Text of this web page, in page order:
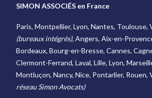
SIMON ASSOCIÉS en France
Paris, Montpellier, Lyon, Nantes, Toulouse,
(bureaux intégrés),Angers, Aix-en-
Bordeaux, Bourg-en-Bresse, Cannes,
Clermont-Ferrand, Laval, Lille, Lyon,
Montluçon, Nancy, Nice, Pontarlier, Rouen,
réseau Simon Avocats)